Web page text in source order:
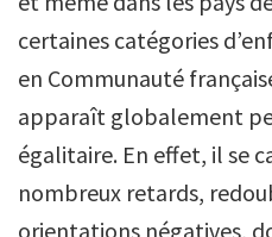
certaines catégories
en Communauté
apparaît globalement
égalitaire. En effet, il se
nombreux retards,
orientations négatives,